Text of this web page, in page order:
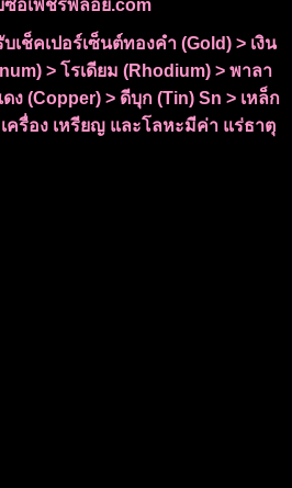
ซื้อเพชรพลอย.com
เช็คเปอร์เซ็นต์ทองคำ (Gold) > เงิน
> โรเดียม (Rhodium) > พาลา
ง (Copper) > ดีบุก (Tin) Sn > เหล็ก
ครื่อง เหรียญ และโลหะมีค่า แร่ธาตุ